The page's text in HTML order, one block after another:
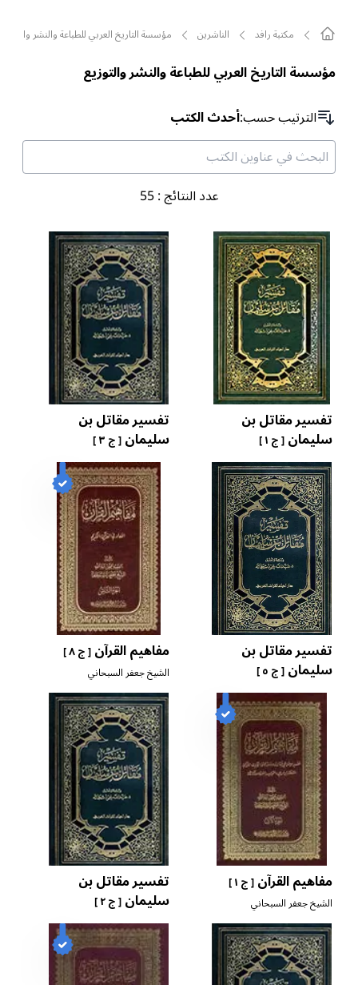
مکتبة رافد الناشرين مؤسسة التاريخ العربي للطباعة والنشر والتوزيع
مؤسسة التاريخ العربي للطباعة والنشر والتوزيع
الترتیب حسب:أحدث الكتب
عدد النتائج:
55
تفسير مقاتل بن
سليمان[ ج ١ ]
تفسير مقاتل بن
سليمان[ ج ٣ ]
تفسير مقاتل بن
سليمان[ ج ٥ ]
مفاهيم القرآن[ ج ٨ ]
الشيخ جعفر السبحاني
مفاهيم القرآن[ ج ١ ]
الشيخ جعفر السبحاني
تفسير مقاتل بن
سليمان[ ج ٢ ]